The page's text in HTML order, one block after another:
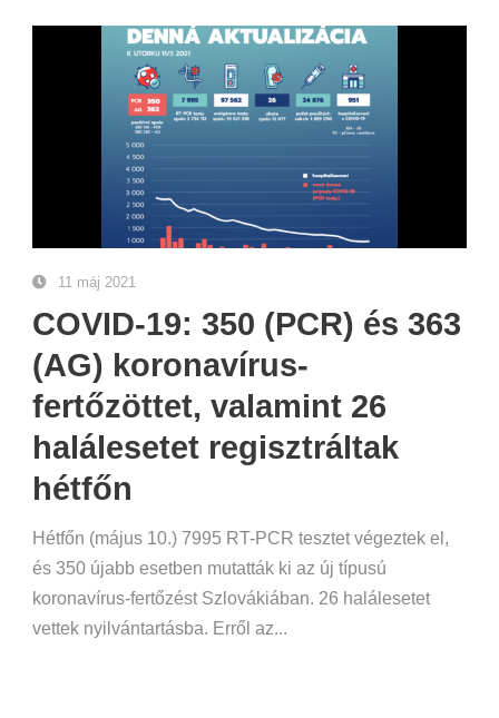
11 máj 2021
COVID-19: 350 (PCR) és 363
(AG) koronavírus-
fertőzöttet, valamint 26
halálesetet regisztráltak
hétfőn
Hétfőn (május 10.) 7995 RT-PCR tesztet végeztek el,
és 350 újabb esetben mutatták ki az új típusú
koronavírus-fertőzést Szlovákiában. 26 halálesetet
vettek nyilvántartásba. Erről az...